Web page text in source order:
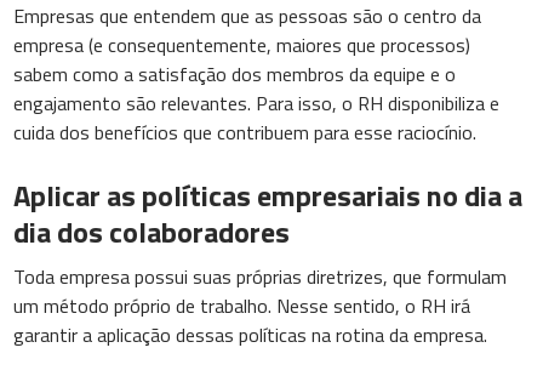
Empresas que entendem que as pessoas são o centro da
empresa (e consequentemente, maiores que processos)
sabem como a satisfação dos membros da equipe e o
engajamento são relevantes. Para isso, o RH disponibiliza e
cuida dos benefícios que contribuem para esse raciocínio.
Aplicar as políticas empresariais no dia a
dia dos colaboradores
Toda empresa possui suas próprias diretrizes, que formulam
um método próprio de trabalho. Nesse sentido, o RH irá
garantir a aplicação dessas políticas na rotina da empresa.